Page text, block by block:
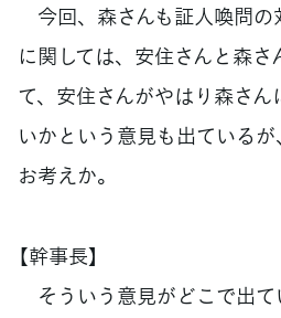
今回、森さんも証人喚問の
に関しては、安住さんと森
て、安住さんがやはり森さ
いかという意見も出ている
お考えか。
【幹事長】
そういう意見がどこで出